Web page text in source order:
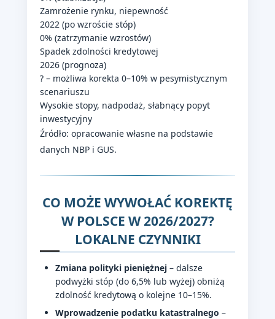
Zamrożenie rynku, niepewność
2022 (po wzroście stóp)
0% (zatrzymanie wzrostów)
Spadek zdolności kredytowej
2026 (prognoza)
? – możliwa korekta 0–10% w pesymistycznym
scenariuszu
Wysokie stopy, nadpodaż, słabnący popyt
inwestycyjny
Źródło: opracowanie własne na podstawie
danych NBP i GUS.
CO MOŻE WYWOŁAĆ KOREKTĘ
W POLSCE W 2026/2027?
LOKALNE CZYNNIKI
Zmiana polityki pieniężnej – dalsze
podwyżki stóp (do 6,5% lub wyżej) obniżą
zdolność kredytową o kolejne 10–15%.
Wprowadzenie podatku katastralnego –